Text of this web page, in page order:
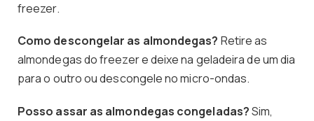
freezer.
Como descongelar as almondegas? Retire as
almondegas do freezer e deixe na geladeira de um dia
para o outro ou descongele no micro-ondas.
Posso assar as almondegas congeladas?Sim,